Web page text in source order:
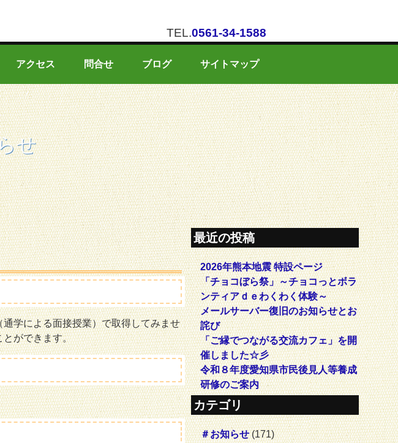
TEL.0561-34-1588
アクセス 問合せ ブログ サイトマップ
せ
学による面接授業）で取得してみませ
とができます。
最近の投稿
2026年熊本地震 特設ページ
「チョコぼら祭」～チョコっとボラ
ンティアｄｅわくわく体験～
メールサーバー復旧のお知らせとお
詫び
「ご縁でつながる交流カフェ」を開
催しました☆彡
令和８年度愛知県市民後見人等養成
研修のご案内
カテゴリ
＃お知らせ(171)